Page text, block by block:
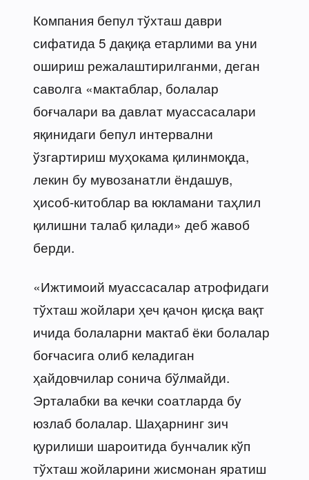
Компания бепул тўхташ даври
сифатида 5 дақиқа етарлими ва уни
ошириш режалаштирилганми, деган
саволга «мактаблар, болалар
боғчалари ва давлат муассасалари
яқинидаги бепул интервални
ўзгартириш муҳокама қилинмоқда,
лекин бу мувозанатли ёндашув,
ҳисоб-китоблар ва юкламани таҳлил
қилишни талаб қилади» деб жавоб
берди.
«Ижтимоий муассасалар атрофидаги
тўхташ жойлари ҳеч қачон қисқа вақт
ичида болаларни мактаб ёки болалар
боғчасига олиб келадиган
ҳайдовчилар сонича бўлмайди.
Эрталабки ва кечки соатларда бу
юзлаб болалар. Шаҳарнинг зич
қурилиши шароитида бунчалик кўп
тўхташ жойларини жисмонан яратиш